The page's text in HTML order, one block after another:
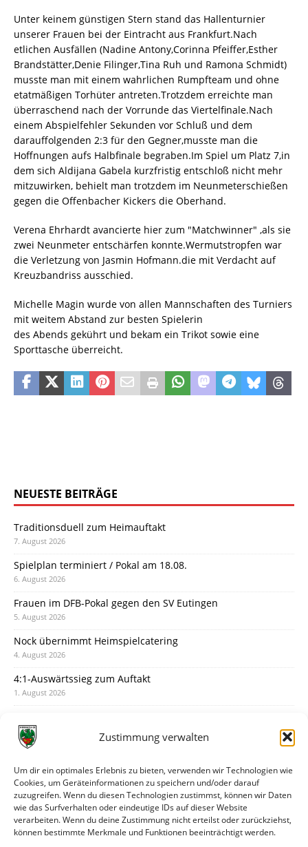
Zustimmung verwalten
Um dir ein optimales Erlebnis zu bieten, verwenden wir Technologien wie
Cookies, um Geräteinformationen zu speichern und/oder darauf
zuzugreifen. Wenn du diesen Technologien zustimmst, können wir Daten
wie das Surfverhalten oder eindeutige IDs auf dieser Website
verarbeiten. Wenn du deine Zustimmung nicht erteilst oder zurückziehst,
können bestimmte Merkmale und Funktionen beeinträchtigt werden.
Unter keinem günstigen Stern stand das Hallenturnier
unserer Frauen bei der Eintracht aus Frankfurt.Nach
etlichen Ausfällen (Nadine Antony,Corinna Pfeiffer,Esther
Brandstätter,Denie Filinger,Tina Ruh und Ramona Schmidt)
musste man mit einem wahrlichen Rumpfteam und ohne
etatmäßigen Torhüter antreten.Trotzdem erreichte man
überraschend nach der Vorrunde das Viertelfinale.Nach
einem Abspielfehler Sekunden vor Schluß und dem
darauffolgenden 2:3 für den Gegner,musste man die
Hoffnungen aufs Halbfinale begraben.Im Spiel um Platz 7,in
dem sich Aldijana Gabela kurzfristig entschloß nicht mehr
mitzuwirken, behielt man trotzdem im Neunmeterschießen
gegen die Offenbacher Kickers die Oberhand.
Verena Ehrhardt avancierte hier zum "Matchwinner" ,als sie
zwei Neunmeter entschärfen konnte.Wermutstropfen war
die Verletzung von Jasmin Hofmann.die mit Verdacht auf
Kreuzbandriss ausschied.
Michelle Magin wurde von allen Mannschaften des Turniers
mit weitem Abstand zur besten Spielerin
des Abends gekührt und bekam ein Trikot sowie eine
Sporttasche überreicht.
NEUESTE BEITRÄGE
Traditionsduell zum Heimauftakt
7. August 2026
Spielplan terminiert / Pokal am 18.08.
6. August 2026
Frauen im DFB-Pokal gegen den SV Eutingen
5. August 2026
Nock übernimmt Heimspielcatering
4. August 2026
4:1-Auswärtssieg zum Auftakt
1. August 2026
31. Juli 2026
30. Juli 2026
Deine Spielminute: 89+1
28. Juli 2026
Neuer Rückensponsor